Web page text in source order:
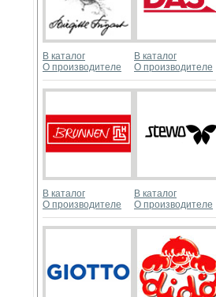
В каталог
О производителе
В каталог
О производителе
В каталог
О производителе
В каталог
О производителе